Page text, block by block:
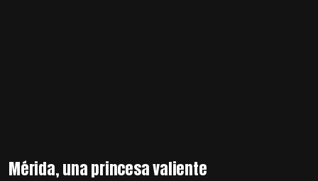
Mérida, una princesa valiente